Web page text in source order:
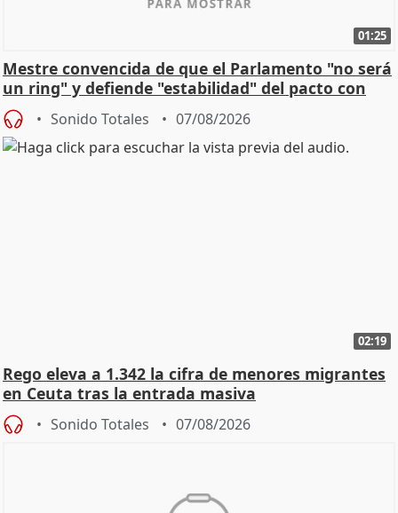
01:25
Mestre convencida de que el Parlamento "no será
un ring" y defiende "estabilidad" del pacto con
Vox
Sonido Totales 07/08/2026
02:19
Rego eleva a 1.342 la cifra de menores migrantes
en Ceuta tras la entrada masiva
Sonido Totales 07/08/2026